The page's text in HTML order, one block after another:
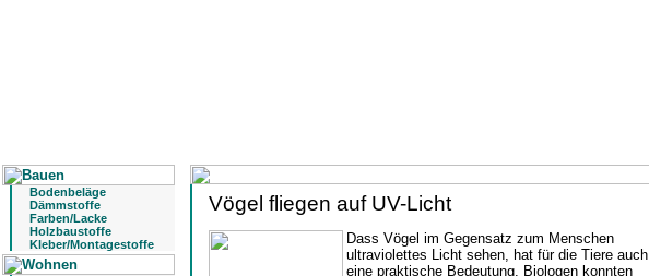
Bodenbeläge
Dämmstoffe
Farben/Lacke
Holzbaustoffe
Kleber/Montagestoffe
Vögel fliegen auf UV-Licht
Dass Vögel im Gegensatz zum Menschen
ultraviolettes Licht sehen, hat für die Tiere auch
eine praktische Bedeutung. Biologen konnten